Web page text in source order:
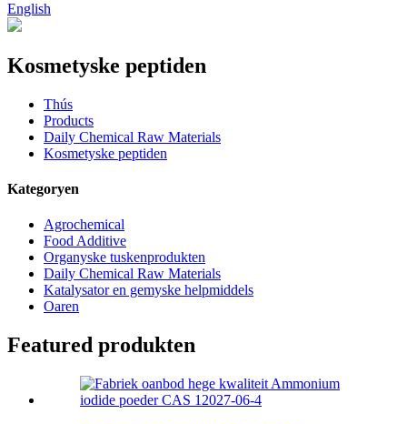
English
Kosmetyske peptiden
Thús
Products
Daily Chemical Raw Materials
Kosmetyske peptiden
Kategoryen
Agrochemical
Food Additive
Organyske tuskenprodukten
Daily Chemical Raw Materials
Katalysator en gemyske helpmiddels
Oaren
Featured produkten